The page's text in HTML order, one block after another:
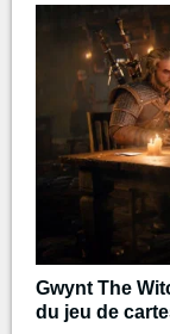
Gwynt The
du jeu de